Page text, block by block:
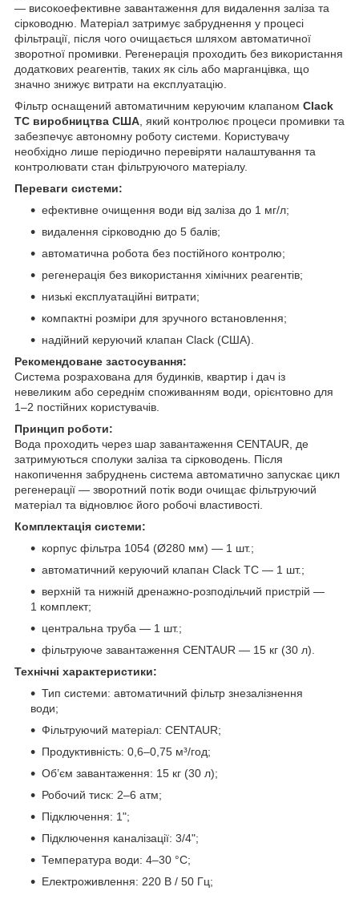
— високоефективне завантаження для видалення заліза та
сірководню. Матеріал затримує забруднення у процесі
фільтрації, після чого очищається шляхом автоматичної
зворотної промивки. Регенерація проходить без використання
додаткових реагентів, таких як сіль або марганцівка, що
значно знижує витрати на експлуатацію.
Фільтр оснащений автоматичним керуючим клапаном Clack
TC виробництва США , який контролює процеси промивки та
забезпечує автономну роботу системи. Користувачу
необхідно лише періодично перевіряти налаштування та
контролювати стан фільтруючого матеріалу.
Переваги системи:
ефективне очищення води від заліза до 1 мг/л;
видалення сірководню до 5 балів;
автоматична робота без постійного контролю;
регенерація без використання хімічних реагентів;
низькі експлуатаційні витрати;
компактні розміри для зручного встановлення;
надійний керуючий клапан Clack (США).
Рекомендоване застосування:
Система розрахована для будинків, квартир і дач із
невеликим або середнім споживанням води, орієнтовно для
1–2 постійних користувачів.
Принцип роботи:
Вода проходить через шар завантаження CENTAUR, де
затримуються сполуки заліза та сірководень. Після
накопичення забруднень система автоматично запускає цикл
регенерації — зворотний потік води очищає фільтруючий
матеріал та відновлює його робочі властивості.
Комплектація системи:
корпус фільтра 1054 (Ø280 мм) — 1 шт.;
автоматичний керуючий клапан Clack TC — 1 шт.;
верхній та нижній дренажно-розподільчий пристрій —
1 комплект;
центральна труба — 1 шт.;
фільтруюче завантаження CENTAUR — 15 кг (30 л).
Технічні характеристики:
Тип системи: автоматичний фільтр знезалізнення
води;
Фільтруючий матеріал: CENTAUR;
Продуктивність: 0,6–0,75 м³/год;
Об’єм завантаження: 15 кг (30 л);
Робочий тиск: 2–6 атм;
Підключення: 1";
Підключення каналізації: 3/4";
Температура води: 4–30 °C;
Електроживлення: 220 В / 50 Гц;